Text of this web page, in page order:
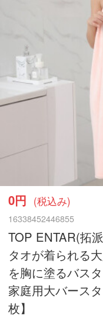
0円 (税込み)
16338452446855
TOP ENTAR(拓
タオが着られる
を胸に塗るバス
家庭用大バース
枚】